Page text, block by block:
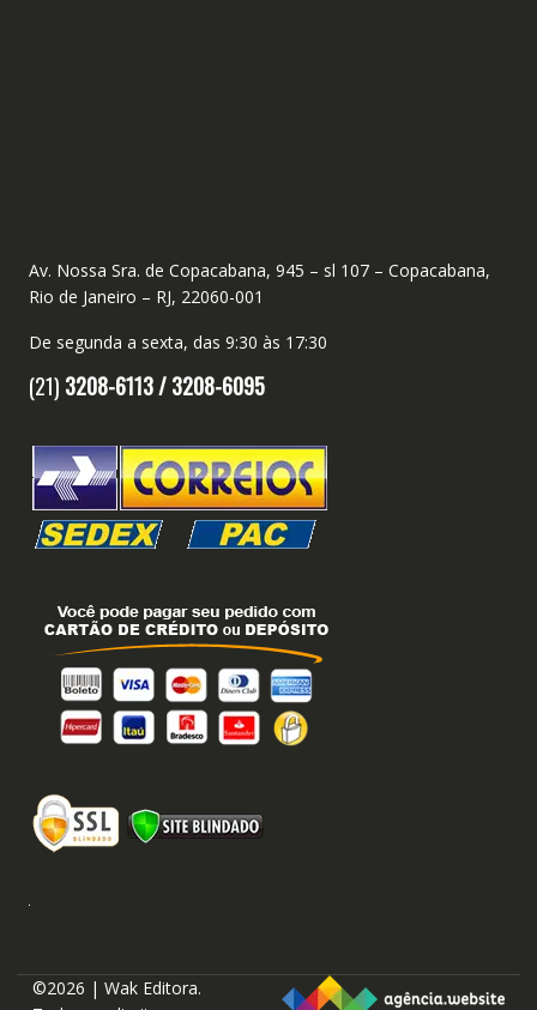
Av. Nossa Sra. de Copacabana, 945 – sl 107 – Copacabana,
Rio de Janeiro – RJ, 22060-001
De segunda a sexta, das 9:30 às 17:30
(21) 3208-6113 /3208-6095
©2026 | Wak Editora.